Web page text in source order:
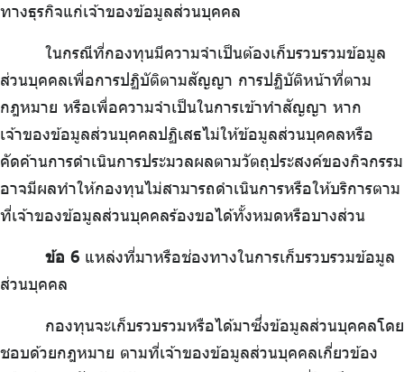
ทางธุรกิจแก่เจ้าของข้อมูลส่วนบุคคล
ในกรณีที่กองทุนมีความจำเป็นต้องเก็บรวบรวมข้อมูล
ส่วนบุคคลเพื่อการปฏิบัติตามสัญญา การปฏิบัติหน้าที่ตาม
กฎหมาย หรือเพื่อความจำเป็นในการเข้าทำสัญญา หาก
เจ้าของข้อมูลส่วนบุคคลปฏิเสธไม่ให้ข้อมูลส่วนบุคคลหรือ
คัดค้านการดำเนินการประมวลผลตามวัตถุประสงค์ของกิจกรรม
อาจมีผลทำให้กองทุนไม่สามารถดำเนินการหรือให้บริการตาม
ที่เจ้าของข้อมูลส่วนบุคคลร้องขอได้ทั้งหมดหรือบางส่วน
ข้อ 6 แหล่งที่มาหรือช่องทางในการเก็บรวบรวมข้อมูล
ส่วนบุคคล
กองทุนจะเก็บรวบรวมหรือได้มาซึ่งข้อมูลส่วนบุคคลโดย
ชอบด้วยกฎหมาย ตามที่เจ้าของข้อมูลส่วนบุคคลเกี่ยวข้อง